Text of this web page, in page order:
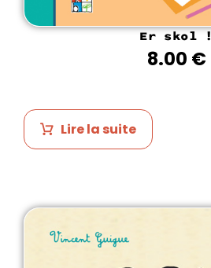
Er skol !
8.00 €
Lire la suite